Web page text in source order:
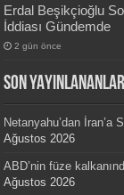
Erdal Beşikçioğlu
İddiası Gündemde
2 gün önce
SON YAYINLANANLAR
Netanyahu’dan İran’a
Ağustos 2026
ABD’nin füze
Ağustos 2026